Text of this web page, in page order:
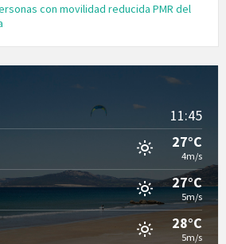
con movilidad reducida PMR del
11:45
27°C
4m/s
27°C
5m/s
28°C
5m/s